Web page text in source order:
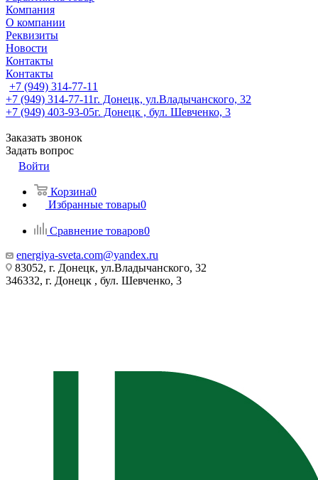
Компания
О компании
Реквизиты
Новости
Контакты
Контакты
+7 (949) 314-77-11
+7 (949) 314-77-11г. Донецк, ул.Владычанского, 32
+7 (949) 403-93-05г. Донецк , бул. Шевченко, 3
Заказать звонок
Задать вопрос
Войти
Корзина0
Избранные товары0
Сравнение товаров0
energiya-sveta.com@yandex.ru
83052, г. Донецк, ул.Владычанского, 32
346332, г. Донецк , бул. Шевченко, 3